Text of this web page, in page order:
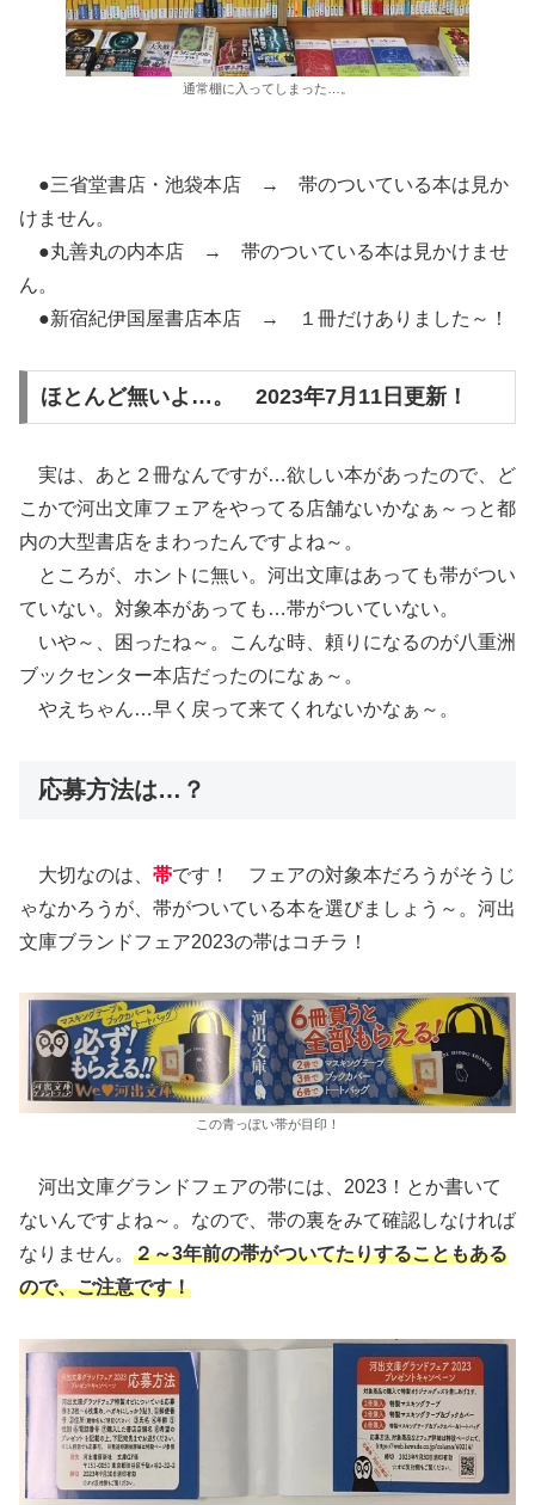
通常棚に入ってしまった…。
●三省堂書店・池袋本店 → 帯のついている本は見か
けません。
●丸善丸の内本店 → 帯のついている本は見かけませ
ん。
●新宿紀伊国屋書店本店 → １冊だけありました～！
ほとんど無いよ…。 2023年7月11日更新！
実は、あと２冊なんですが…欲しい本があったので、ど
こかで河出文庫フェアをやってる店舗ないかなぁ～っと都
内の大型書店をまわったんですよね～。
ところが、ホントに無い。河出文庫はあっても帯がつい
ていない。対象本があっても…帯がついていない。
いや～、困ったね～。こんな時、頼りになるのが八重洲
ブックセンター本店だったのになぁ～。
やえちゃん…早く戻って来てくれないかなぁ～。
応募方法は…？
大切なのは、 帯です！ フェアの対象本だろうがそうじ
ゃなかろうが、帯がついている本を選びましょう～。河出
文庫ブランドフェア2023の帯はコチラ！
この青っぽい帯が目印！
河出文庫グランドフェアの帯には、2023！とか書いて
ないんですよね～。なので、帯の裏をみて確認しなければ
なりません。 ２～3年前の帯がついてたりすることもある
ので、ご注意です！